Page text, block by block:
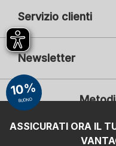
Servizio clienti
Newsletter
Il vostro indirizzo e-mail
Mi interessa:
ASSICURATI ORA IL
10%
BUONO